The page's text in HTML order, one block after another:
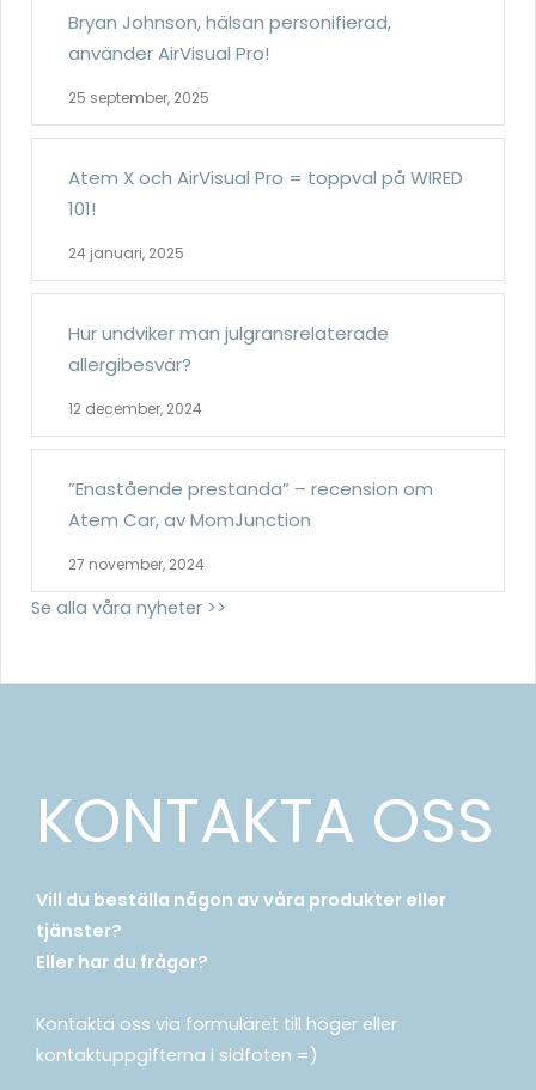
Bryan Johnson, hälsan personifierad,
använder AirVisual Pro!
25 september, 2025
Atem X och AirVisual Pro = toppval på WIRED
101!
24 januari, 2025
Hur undviker man julgransrelaterade
allergibesvär?
12 december, 2024
”Enastående prestanda” – recension om
Atem Car, av MomJunction
27 november, 2024
Se alla våra nyheter >>
KONTAKTA OSS
Vill du beställa någon av våra produkter eller
tjänster?
Eller har du frågor?
Kontakta oss via formuläret till höger eller
kontaktuppgifterna i sidfoten =)